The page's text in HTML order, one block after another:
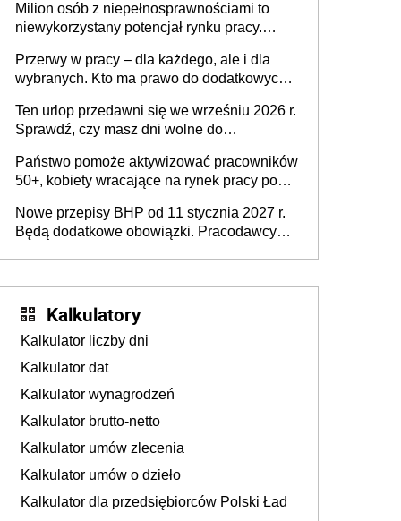
Milion osób z niepełnosprawnościami to
niewykorzystany potencjał rynku pracy.
dofinansowań czy refundacji, ale bariery po
stronie systemu i świadomości
pracodawców [WYWIAD]
Przerwy w pracy – dla każdego, ale i dla
wybranych. Kto ma prawo do dodatkowych
Ten urlop przedawni się we wrześniu 2026 r.
Sprawdź, czy masz dni wolne do
Państwo pomoże aktywizować pracowników
50+, kobiety wracające na rynek pracy po
osoby neuroatypowe. Powstanie Fundusz
na rzecz Inkluzywności w Zatrudnianiu?
Nowe przepisy BHP od 11 stycznia 2027 r.
Będą dodatkowe obowiązki. Pracodawcy
Kalkulatory
Kalkulator liczby dni
Kalkulator dat
Kalkulator wynagrodzeń
Kalkulator brutto-netto
Kalkulator umów zlecenia
Kalkulator umów o dzieło
Kalkulator dla przedsiębiorców Polski Ład